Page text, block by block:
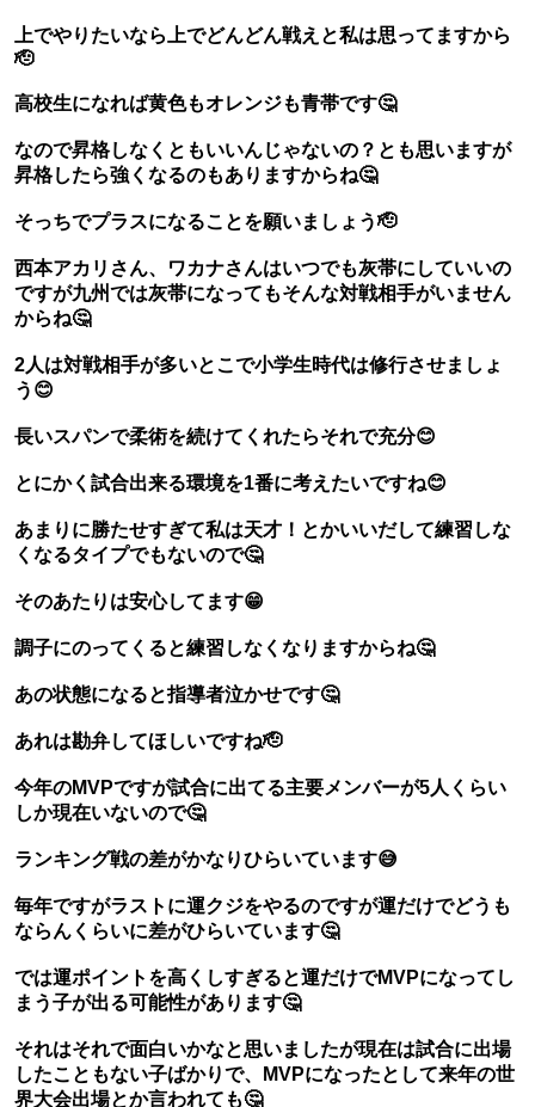
上でやりたいなら上でどんどん戦えと私は思ってますから
🫡
高校生になれば黄色もオレンジも青帯です🤔
なので昇格しなくともいいんじゃないの？とも思いますが
昇格したら強くなるのもありますからね🤔
そっちでプラスになることを願いましょう🫡
西本アカリさん、ワカナさんはいつでも灰帯にしていいの
ですが九州では灰帯になってもそんな対戦相手がいません
からね🤔
2人は対戦相手が多いとこで小学生時代は修行させましょ
う😊
長いスパンで柔術を続けてくれたらそれで充分😊
とにかく試合出来る環境を1番に考えたいですね😊
あまりに勝たせすぎて私は天才！とかいいだして練習しな
くなるタイプでもないので🤔
そのあたりは安心してます😁
調子にのってくると練習しなくなりますからね🤔
あの状態になると指導者泣かせです🤔
あれは勘弁してほしいですね🫡
今年のMVPですが試合に出てる主要メンバーが5人くらい
しか現在いないので🤔
ランキング戦の差がかなりひらいています😅
毎年ですがラストに運クジをやるのですが運だけでどうも
ならんくらいに差がひらいています🤔
では運ポイントを高くしすぎると運だけでMVPになってし
まう子が出る可能性があります🤔
それはそれで面白いかなと思いましたが現在は試合に出場
したこともない子ばかりで、MVPになったとして来年の世
界大会出場とか言われても🤔